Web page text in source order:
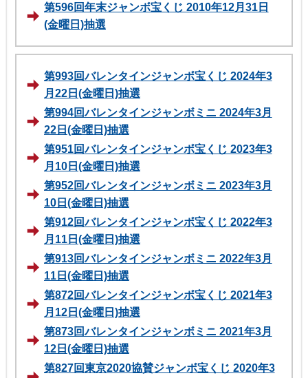
第596回年末ジャンボ宝くじ 2010年12月31日
(金曜日)抽選
第993回バレンタインジャンボ宝くじ 2024年3
月22日(金曜日)抽選
第994回バレンタインジャンボミニ 2024年3月
22日(金曜日)抽選
第951回バレンタインジャンボ宝くじ 2023年3
月10日(金曜日)抽選
第952回バレンタインジャンボミニ 2023年3月
10日(金曜日)抽選
第912回バレンタインジャンボ宝くじ 2022年3
月11日(金曜日)抽選
第913回バレンタインジャンボミニ 2022年3月
11日(金曜日)抽選
第872回バレンタインジャンボ宝くじ 2021年3
月12日(金曜日)抽選
第873回バレンタインジャンボミニ 2021年3月
12日(金曜日)抽選
第827回東京2020協賛ジャンボ宝くじ 2020年3